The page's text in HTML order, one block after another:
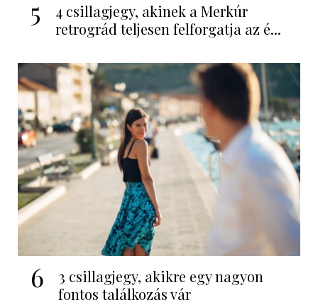
5
4 csillagjegy, akinek a Merkúr
retrográd teljesen felforgatja az é...
6
3 csillagjegy, akikre egy nagyon
fontos találkozás vár